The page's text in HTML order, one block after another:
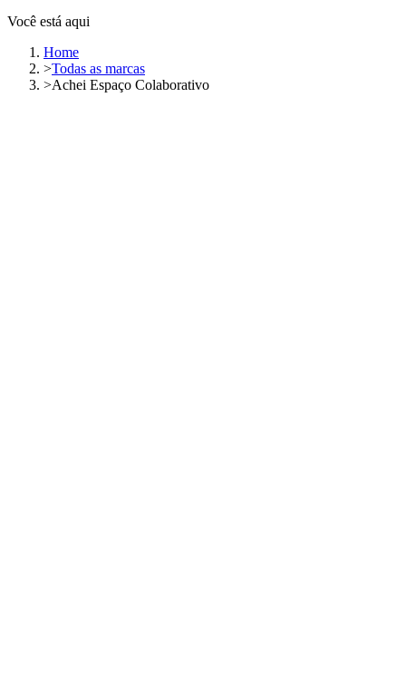
Você está aqui
Home
>Todas as marcas
>Achei Espaço Colaborativo